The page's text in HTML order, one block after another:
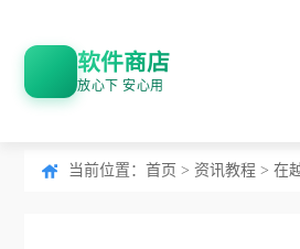
软件商店
放心下 安心用
当前位置： 首页 > 资讯教程 > 在